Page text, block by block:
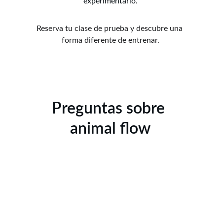
Reserva tu clase de prueba y descubre una
forma diferente de entrenar.
Preguntas sobre
animal flow